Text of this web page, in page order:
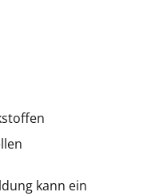
kann ein